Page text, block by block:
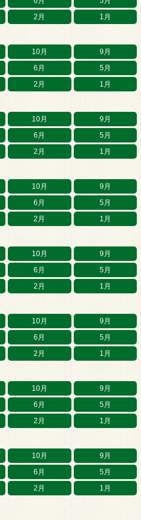
2月 1月
10月
9月
6月
5月
2月 1月
10月
9月
6月
5月
2月 1月
10月
9月
6月
5月
2月 1月
10月
9月
6月
5月
2月 1月
10月
9月
6月
5月
2月 1月
10月
9月
6月
5月
2月 1月
10月
9月
6月
5月
2月 1月